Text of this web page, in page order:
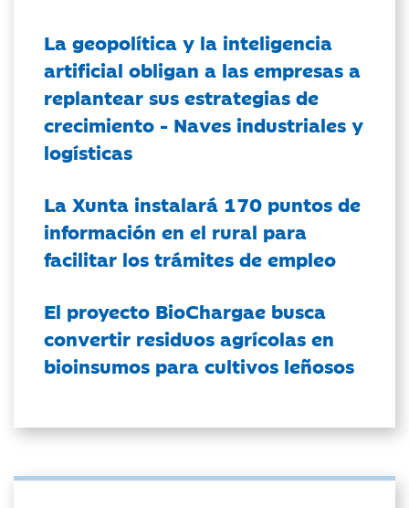
La geopolítica y la inteligencia
artificial obligan a las empresas a
replantear sus estrategias de
crecimiento - Naves industriales y
logísticas
La Xunta instalará 170 puntos de
información en el rural para
facilitar los trámites de empleo
El proyecto BioChargae busca
convertir residuos agrícolas en
bioinsumos para cultivos leñosos